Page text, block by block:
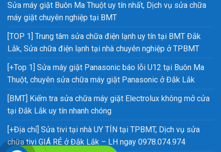
Sửa máy giặt Buôn Ma Thuột uy tín nhất, Dịch vụ sửa chữa
máy giặt chuyên nghiệp tại BMT
[TOP 1] Trung tâm sửa chữa điện lạnh uy tín tại BMT Đắk
Lắk, Sửa chữa điện lạnh tại nhà chuyên nghiệp ở TPBMT
[+Top 1] Sửa máy giặt Panasonic báo lỗi U12 tại Buôn Ma
Thuột, chuyên sửa chữa máy giặt Panasonic ở Đắk Lắk
[BMT] Kiểm tra sửa chữa máy giặt Electrolux không mở cửa
tại Đắk Lắk uy tín nhanh chóng
[+Địa chỉ] Sửa tivi tại nhà UY TÍN tại TPBMT, Dịch vụ sửa
chữa tivi GIÁ RẺ ở Đắk Lắk – LH ngay 0978.074.974